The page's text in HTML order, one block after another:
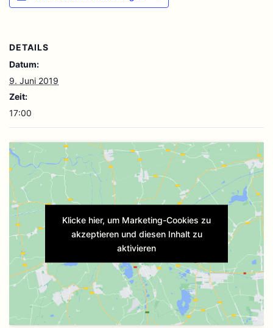
DETAILS
Datum:
9. Juni 2019
Zeit:
17:00
Klicke hier, um Marketing-Cookies zu
akzeptieren und diesen Inhalt zu
aktivieren